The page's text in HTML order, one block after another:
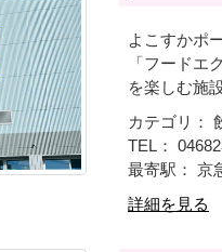
よこすかポ
「フードエ
を楽しむ施
カテゴリ：
TEL：
最寄駅： 京
詳細を見る